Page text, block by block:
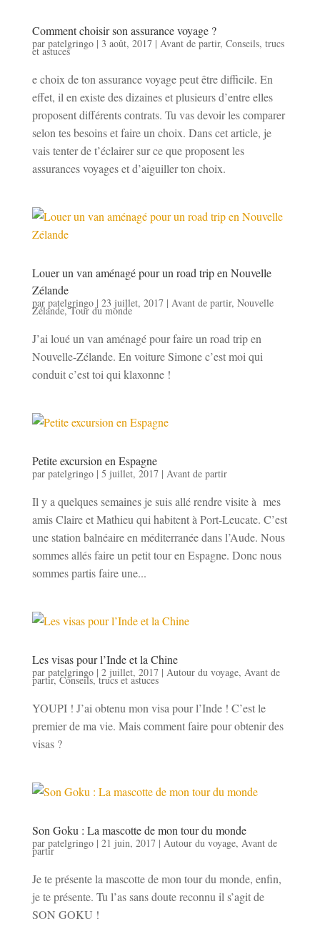
Comment choisir son assurance voyage ?
par patelgringo| 3 août, 2017| Avant de partir, Conseils, trucs
et astuces
e choix de ton assurance voyage peut être difficile. En
effet, il en existe des dizaines et plusieurs d’entre elles
proposent différents contrats. Tu vas devoir les comparer
selon tes besoins et faire un choix. Dans cet article, je
vais tenter de t’éclairer sur ce que proposent les
assurances voyages et d’aiguiller ton choix.
Louer un van aménagé pour un road trip en Nouvelle
Zélande
par patelgringo| 23 juillet, 2017| Avant de partir, Nouvelle
Zélande,Tour du monde
J’ai loué un van aménagé pour faire un road trip en
Nouvelle-Zélande. En voiture Simone c’est moi qui
conduit c’est toi qui klaxonne !
Petite excursion en Espagne
par patelgringo| 5 juillet, 2017| Avant de partir
Il y a quelques semaines je suis allé rendre visite à mes
amis Claire et Mathieu qui habitent à Port-Leucate. C’est
une station balnéaire en méditerranée dans l’Aude. Nous
sommes allés faire un petit tour en Espagne. Donc nous
sommes partis faire une...
Les visas pour l’Inde et la Chine
par patelgringo| 2 juillet, 2017| Autour du voyage, Avant de
partir,Conseils, trucs et astuces
YOUPI ! J’ai obtenu mon visa pour l’Inde ! C’est le
premier de ma vie. Mais comment faire pour obtenir des
visas ?
Son Goku : La mascotte de mon tour du monde
par patelgringo| 21 juin, 2017| Autour du voyage, Avant de
partir
Je te présente la mascotte de mon tour du monde, enfin,
je te présente. Tu l’as sans doute reconnu il s’agit de
SON GOKU !